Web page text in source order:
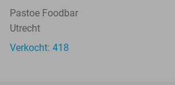
Pastoe Foodbar
Utrecht
Verkocht: 418